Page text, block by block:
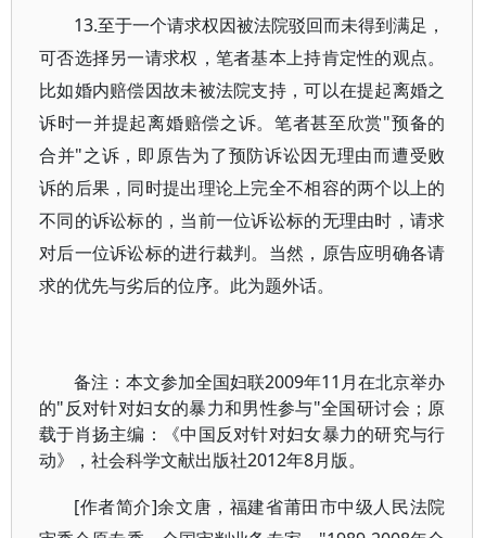
13.至于一个请求权因被法院驳回而未得到满足，
可否选择另一请求权，笔者基本上持肯定性的观点。
比如婚内赔偿因故未被法院支持，可以在提起离婚之
诉时一并提起离婚赔偿之诉。笔者甚至欣赏"预备的
合并"之诉，即原告为了预防诉讼因无理由而遭受败
诉的后果，同时提出理论上完全不相容的两个以上的
不同的诉讼标的，当前一位诉讼标的无理由时，请求
对后一位诉讼标的进行裁判。当然，原告应明确各请
求的优先与劣后的位序。此为题外话。
备注：本文参加全国妇联2009年11月在北京举办
的"反对针对妇女的暴力和男性参与"全国研讨会；原
载于肖扬主编：《中国反对针对妇女暴力的研究与行
动》，社会科学文献出版社2012年8月版。
[作者简介]余文唐，福建省莆田市中级人民法院